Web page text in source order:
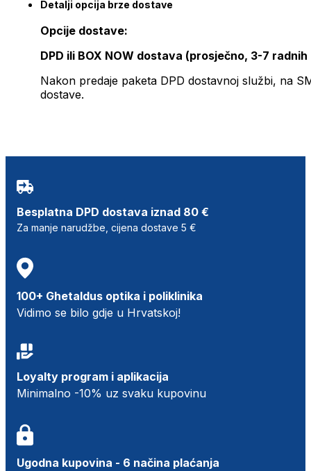
Detalji opcija brze dostave
Opcije dostave:
DPD ili BOX NOW dostava (prosječno, 3-7 radnih
Nakon predaje paketa DPD dostavnoj službi, na
dostave.
Besplatna DPD dostava iznad 80 €
Za manje narudžbe, cijena dostave 5 €
100+ Ghetaldus optika i poliklinika
Vidimo se bilo gdje u Hrvatskoj!
Loyalty program i aplikacija
Minimalno -10% uz svaku kupovinu
Ugodna kupovina - 6 načina plaćanja